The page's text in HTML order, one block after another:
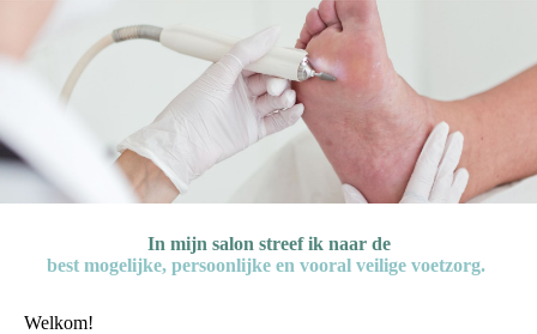
In mijn salon streef ik naar de
best mogelijke, persoonlijke en vooral veilige voetzorg.
Welkom!